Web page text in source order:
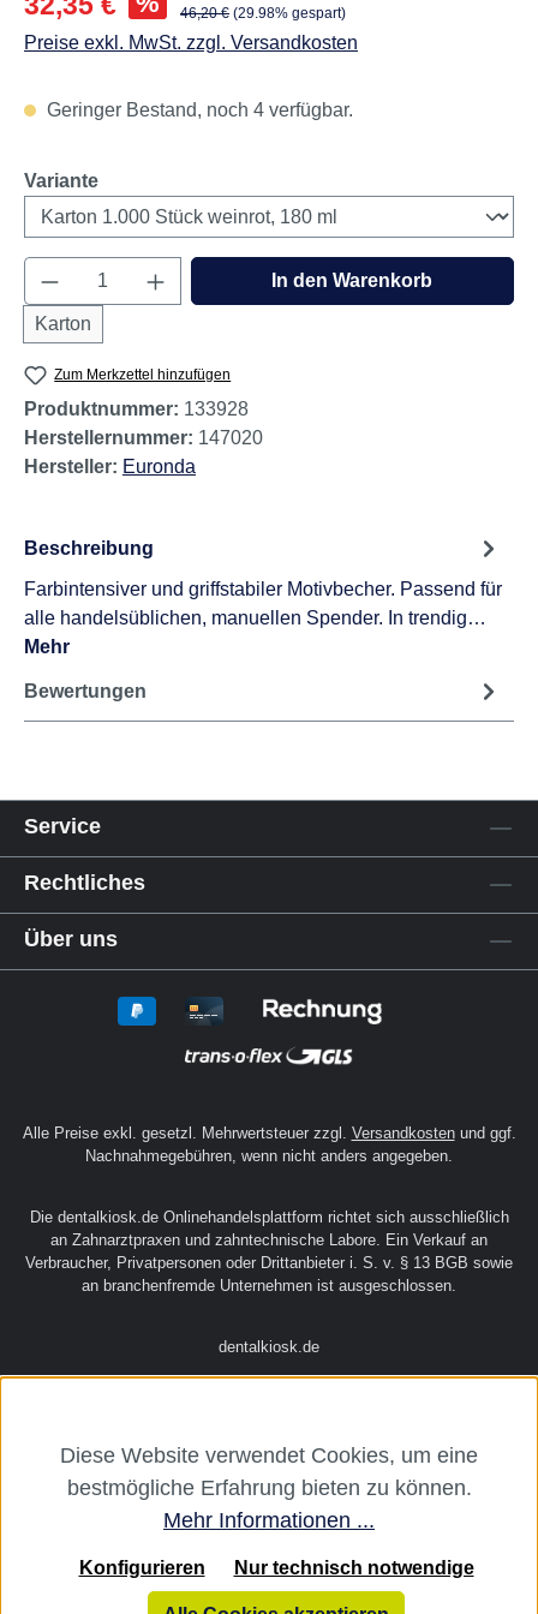
Regulärer Preis:
46,20 € (29.98% gespart)
Preise exkl. MwSt. zzgl. Versandkosten
Geringer Bestand, noch 4 verfügbar.
Varianteauswählen
Produkt Anzahl: Gib den gewünschten
Karton
In den Warenkorb
Zum Merkzettel hinzufügen
Produktnummer: 133928
Herstellernummer: 147020
Hersteller: Euronda
Beschreibung
Farbintensiver und griffstabiler Motivbecher. Passend für
alle handelsüblichen, manuellen Spender. In trendig…
Mehr
Bewertungen
Service
Rechtliches
Über uns
Alle Preise exkl. gesetzl. Mehrwertsteuer zzgl. Versandkostenund ggf.
Nachnahmegebühren, wenn nicht anders angegeben.
Die dentalkiosk.de Onlinehandelsplattform richtet sich ausschließlich
an Zahnarztpraxen und zahntechnische Labore. Ein Verkauf an
Verbraucher, Privatpersonen oder Drittanbieter i. S. v. § 13 BGB sowie
an branchenfremde Unternehmen ist ausgeschlossen.
dentalkiosk.de
Diese Website verwendet Cookies, um eine
bestmögliche Erfahrung bieten zu können.
Mehr Informationen ...
Nur technisch notwendige
Konfigurieren